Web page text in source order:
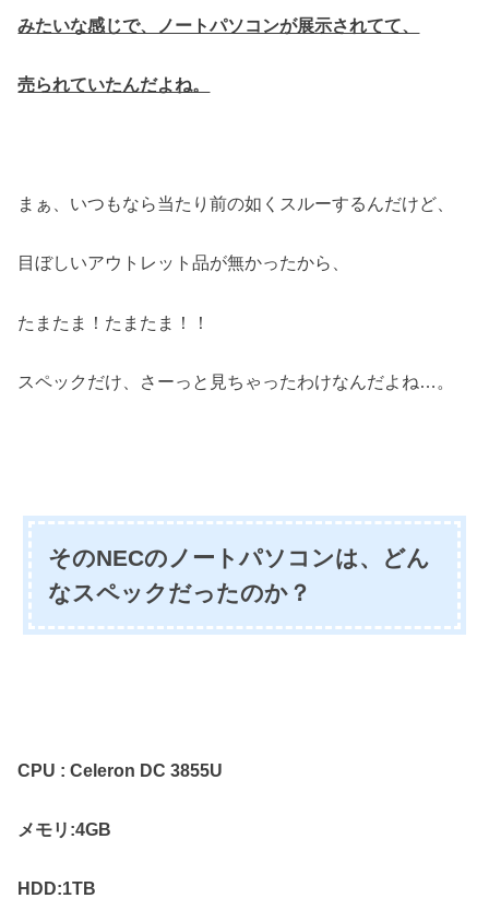
みたいな感じで、ノートパソコンが展示されてて、
売られていたんだよね。
まぁ、いつもなら当たり前の如くスルーするんだけど、
目ぼしいアウトレット品が無かったから、
たまたま！たまたま！！
スペックだけ、さーっと見ちゃったわけなんだよね…。
そのNECのノートパソコンは、どん
なスペックだったのか？
CPU : Celeron DC 3855U
メモリ:4GB
HDD:1TB